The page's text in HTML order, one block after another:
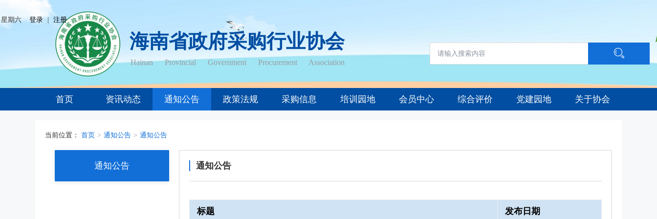
星期六 登录 | 注册
海南省政府采购行业协会
Hainan Provincial Government Procurement Association
首页 资讯动态 通知公告 政策法规 采购信息 培训园地 会员中心 综合评价 党建园地 关于协会
当前位置： 首页 > 通知公告 > 通知公告
通知公告 通知公告
标题 发布日期